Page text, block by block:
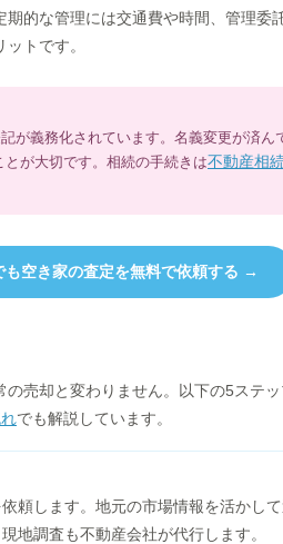
的な管理には交通費や時間、管理委
トです。
が義務化されています。名義変更が済ん
が大切です。相続の手続きは不動産相
も空き家の査定を無料で依頼する →
売却と変わりません。以下の5ステ
でも解説しています。
頼します。地元の市場情報を活かし
地調査も不動産会社が代行します。